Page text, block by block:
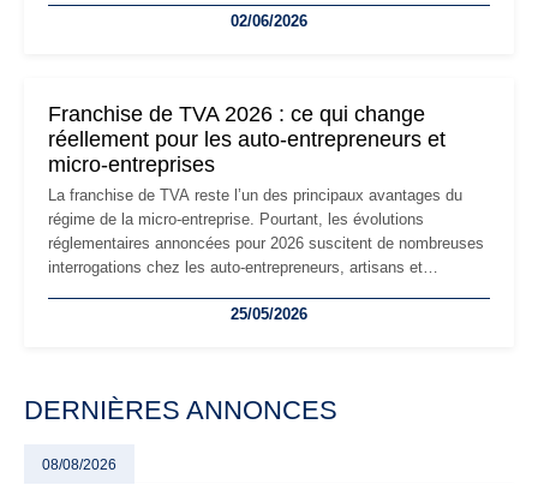
les auto-entrepreneurs devront s'adapter à un environnement
02/06/2026
Franchise de TVA 2026 : ce qui change
réellement pour les auto-entrepreneurs et
micro-entreprises
La franchise de TVA reste l’un des principaux avantages du
régime de la micro-entreprise. Pourtant, les évolutions
réglementaires annoncées pour 2026 suscitent de nombreuses
interrogations chez les auto-entrepreneurs, artisans et
facturation ou risque de bascule vers la TVA : les règles
25/05/2026
DERNIÈRES ANNONCES
08/08/2026